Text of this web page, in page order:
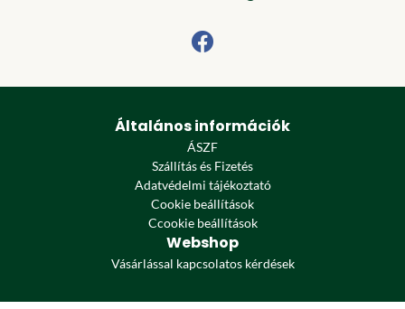
Általános információk
ÁSZF
Szállítás és Fizetés
Adatvédelmi tájékoztató
Cookie beállítások
Ccookie beállítások
Webshop
Vásárlással kapcsolatos kérdések